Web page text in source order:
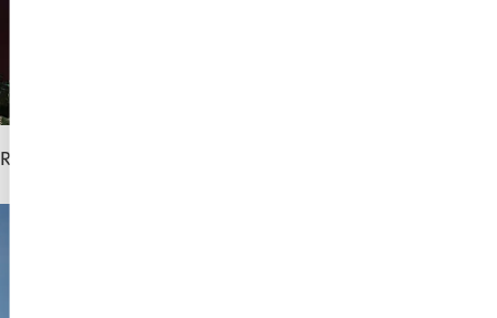
Restaurangskyltar